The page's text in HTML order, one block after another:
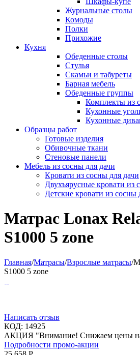
Журнальные столы
Комоды
Полки
Прихожие
Кухня
Обеденные столы
Стулья
Скамьи и табуреты
Барная мебель
Обеденные группы
Комплекты из
Кухонные
Кухонные
Образцы работ
Готовые изделия
Обивочные ткани
Стеновые панели
Мебель из сосны для дачи
Кровати из сосны для дачи
Двухъярусные кровати из
Детские кровати из сосны
Матрас Lonax
S1000 5 zone
Главная/Матрасы/Взрослые матрасы/
S1000 5 zone
Написать отзыв
КОД: 14925
АКЦИЯ "Внимание! Снижаем цены
Подробности промо-акции